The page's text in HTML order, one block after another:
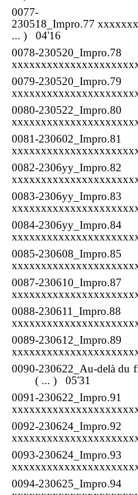
0077-
230518_Impro.77
... ) 04'16
0078-230520_Impro.78
0079-230520_Impro.79
0080-230522_Impro.80
0081-230602_Impro.81
0082-2306yy_Impro.82
0083-2306yy_Impro.83
0084-2306yy_Impro.84
0085-230608_Impro.85
0087-230610_Impro.87
0088-230611_Impro.88
0089-230612_Impro.89
0090-230622_Au-delà du
( ... ) 05'31
0091-230622_Impro.91
0092-230624_Impro.92
0093-230624_Impro.93
0094-230625_Impro.94